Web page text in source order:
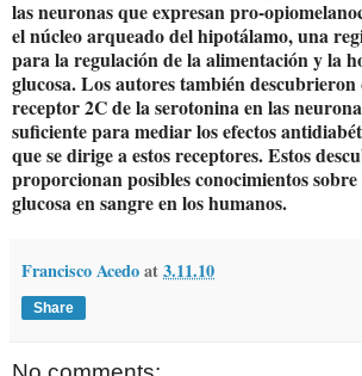
las neuronas que expresan pro-
el núcleo arqueado del hipotálamo, una
para la regulación de la alimentación y la
glucosa. Los autores también
receptor 2C de la serotonina en las
suficiente para mediar los efectos
que se dirige a estos receptores. Estos
proporcionan posibles conocimientos
glucosa en sangre en los humanos.
Francisco Acedoat3.11.10
Share